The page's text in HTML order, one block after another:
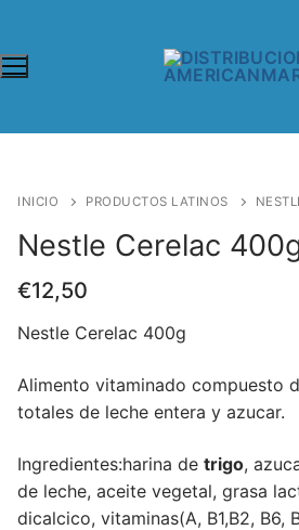
INICIO PRODUCTOS LATINOS
Nestle Cerelac
€12,50
Nestle Cerelac 400g
Alimento vitaminado compuesto
totales de leche entera y azucar.
Ingredientes:harina de trigo,
de leche, aceite vegetal, grasa
dicalcico, vitaminas(A, B1,B2, B6,